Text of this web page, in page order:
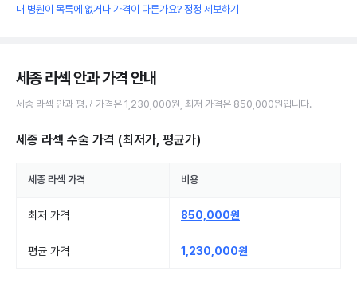
내 병원이 목록에 없거나 가격이 다른가요? 정정 제보하기
세종 라섹 안과가격 안내
세종 라섹 안과 평균 가격은 1,230,000원 , 최저 가격은 850,000원입니다.
세종 라섹 수술 가격 (최저가, 평균가)
세종 라섹 가격 비용
최저 가격 850,000원
평균 가격 1,230,000원